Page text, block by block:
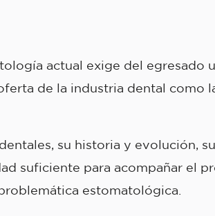
actual exige del egresado
de la industria dental como
su historia y evolución, su
suficiente para acompañar el
estomatológica.